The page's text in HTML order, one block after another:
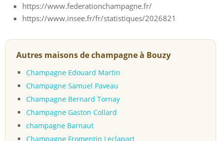
https://www.federationchampagne.fr/
https://www.insee.fr/fr/statistiques/2026821
Autres maisons de champagne à Bouzy
Champagne Edouard Martin
Champagne Samuel Paveau
Champagne Bernard Tornay
Champagne Gaston Collard
champagne Barnaut
Champagne Fromentin Leclapart